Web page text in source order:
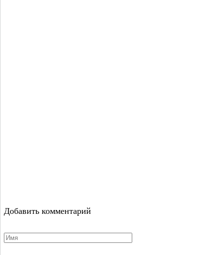
Добавить комментарий
Имя